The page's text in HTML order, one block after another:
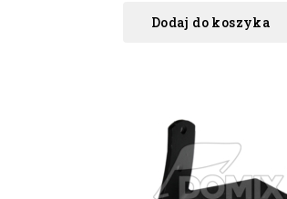
Dodaj do koszyka